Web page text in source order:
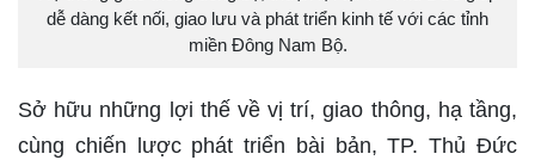
dễ dàng kết nối, giao lưu và phát triển kinh tế với các tỉnh
miền Đông Nam Bộ.
Sở hữu những lợi thế về vị trí, giao thông, hạ tầng,
cùng chiến lược phát triển bài bản, TP. Thủ Đức